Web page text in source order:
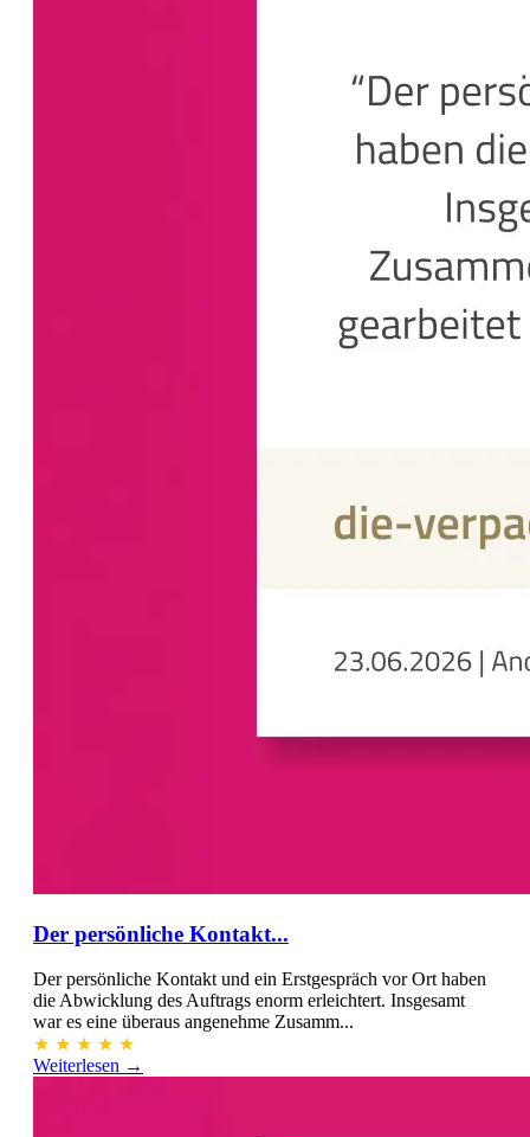
Der persönliche Kontakt...
Der persönliche Kontakt und ein Erstgespräch vor Ort haben
die Abwicklung des Auftrags enorm erleichtert. Insgesamt
war es eine überaus angenehme Zusamm...
★ ★ ★ ★ ★
Weiterlesen →